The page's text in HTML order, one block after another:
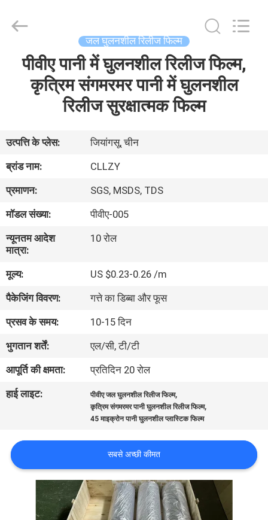
हमारे
बारे
में
कारखाने
का
गुणवत्ता
नियंत्रण
समाचार
उद्धरण
साइटमैप
PRIVACY
Materials
Reserved.
जल घुलनशील रिलीज फिल्म
पीवीए पानी में घुलनशील रिलीज फिल्म,
कृत्रिम संगमरमर पानी में घुलनशील
रिलीज सुरक्षात्मक फिल्म
उत्पत्ति के प्लेस:
जियांगसू, चीन
ब्रांड नाम:
CLLZY
प्रमाणन:
SGS, MSDS, TDS
मॉडल संख्या:
पीवीए-005
न्यूनतम आदेश
मात्रा:
10 रोल
मूल्य:
US $0.23-0.26 /m
पैकेजिंग विवरण:
गत्ते का डिब्बा और फूस
प्रसव के समय:
10-15 दिन
भुगतान शर्तें:
एल/सी, टी/टी
आपूर्ति की क्षमता:
प्रतिदिन 20 रोल
हाई लाइट:
पीवीए जल घुलनशील रिलीज फिल्म,
कृत्रिम संगमरमर पानी घुलनशील रिलीज फिल्म,
45 माइक्रोन पानी घुलनशील प्लास्टिक फिल्म
सबसे अच्छी कीमत